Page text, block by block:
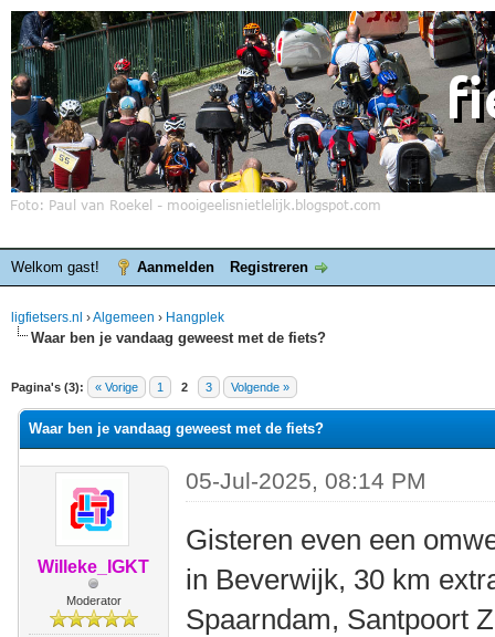
Welkom gast! Aanmelden Registreren
ligfietsers.nl ›Algemeen › Hangplek
Waar ben je vandaag geweest met de fiets?
Pagina's (3): « Vorige 1 2 3 Volgende »
waardering is 5
Waar ben je vandaag geweest met de fiets?
Willeke_IGKT
Moderator
05-Jul-2025, 08:14 PM
Gisteren even een
in Beverwijk, 30 km
Spaarndam, Santpoort